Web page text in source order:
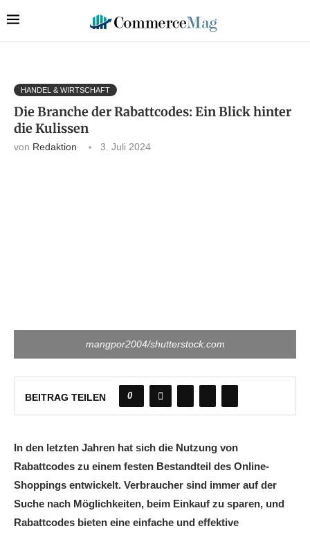
HANDEL & WIRTSCHAFT
Die Branche der Rabattcodes: Ein Blick hinter
die Kulissen
von Redaktion 3. Juli 2024
mangpor2004/shutterstock.com
BEITRAG TEILEN 0
In den letzten Jahren hat sich die Nutzung von
Rabattcodes zu einem festen Bestandteil des Online-
Shoppings entwickelt. Verbraucher sind immer auf der
Suche nach Möglichkeiten, beim Einkauf zu sparen, und
Rabattcodes bieten eine einfache und effektive